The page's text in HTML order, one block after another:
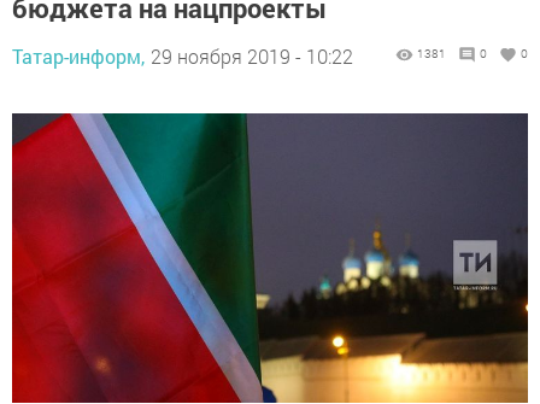
бюджета на нацпроекты
Татар-информ, 29 ноября 2019 - 10:22 1381 0 0